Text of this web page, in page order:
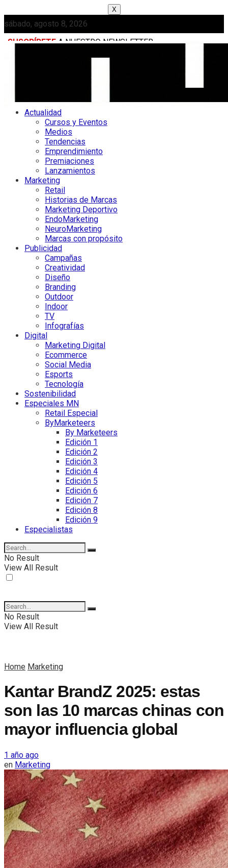
X
sábado, agosto 8, 2026
SUSCRÍBETE A NUESTRO NEWSLETTER
Actualidad
Cursos y Eventos
Medios
Tendencias
Emprendimiento
Premiaciones
Lanzamientos
Marketing
Retail
Historias de Marcas
Marketing Deportivo
EndoMarketing
NeuroMarketing
Marcas con propósito
Publicidad
Campañas
Creatividad
Diseño
Branding
Outdoor
Indoor
TV
Infografías
Digital
Marketing Digital
Ecommerce
Social Media
Esports
Tecnología
Sostenibilidad
Especiales MN
Retail Especial
ByMarketeers
By Marketeers
Edición 1
Edición 2
Edición 3
Edición 4
Edición 5
Edición 6
Edición 7
Edición 8
Edición 9
Especialistas
No Result
View All Result
No Result
View All Result
Home Marketing
Kantar BrandZ 2025: estas
son las 10 marcas chinas con
mayor influencia global
1 año ago
en Marketing